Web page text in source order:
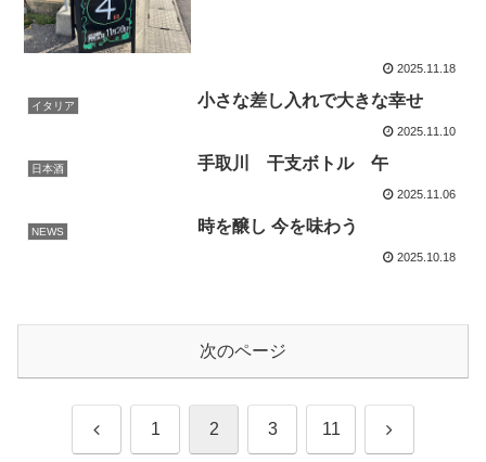
2025.11.18
イタリア 小さな差し入れで大きな幸せ
2025.11.10
日本酒 手取川 干支ボトル 午
2025.11.06
NEWS 時を醸し 今を味わう
2025.10.18
次のページ
前 1 2 3 11 次